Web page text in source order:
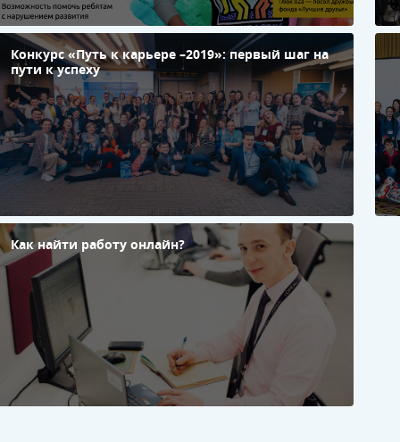
Конкурс «Путь к карьере –2019»: первый шаг на
пути к успеху
Как найти работу онлайн?